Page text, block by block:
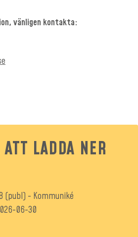
vänligen kontakta:
LADDA NER
(publ) - Kommuniké
06-30